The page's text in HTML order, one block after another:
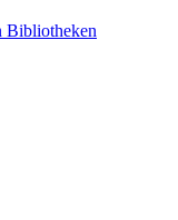
Bibliotheken